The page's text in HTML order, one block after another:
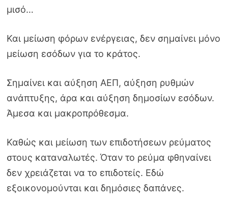
μισό…
Και μείωση φόρων ενέργειας, δεν σημαίνει μόνο
μείωση εσόδων για το κράτος.
Σημαίνει και αύξηση ΑΕΠ, αύξηση ρυθμών
ανάπτυξης, άρα και αύξηση δημοσίων εσόδων.
Άμεσα και μακροπρόθεσμα.
Καθώς και μείωση των επιδοτήσεων ρεύματος
στους καταναλωτές. Όταν το ρεύμα φθηναίνει
δεν χρειάζεται να το επιδοτείς. Εδώ
εξοικονομούνται και δημόσιες δαπάνες.